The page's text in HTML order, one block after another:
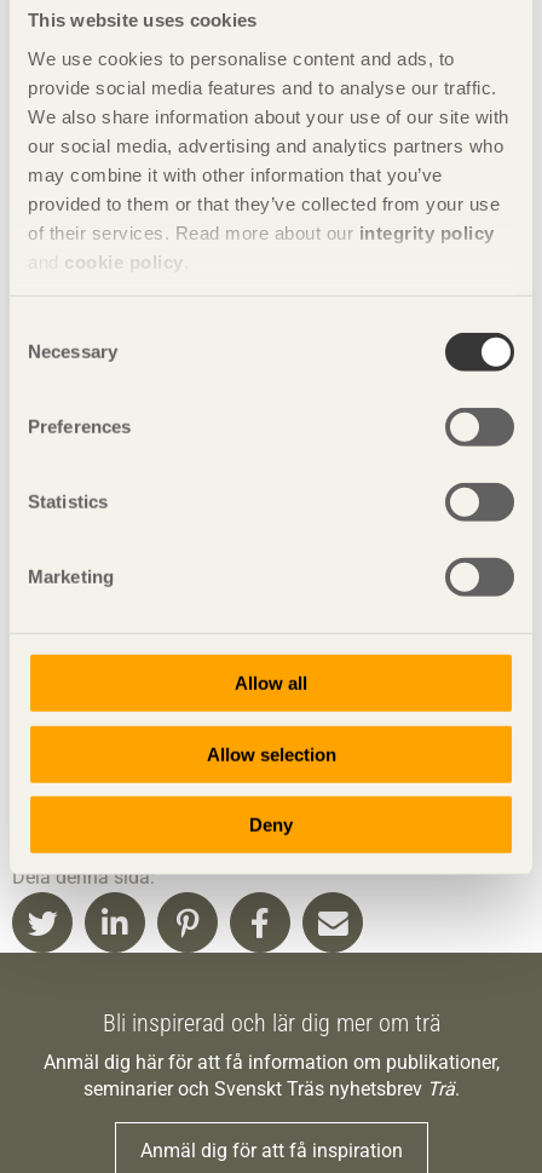
This website uses cookies
We use cookies to personalise content and ads, to
provide social media features and to analyse our traffic.
We also share information about your use of our site with
our social media, advertising and analytics partners who
may combine it with other information that you’ve
provided to them or that they’ve collected from your use
of their services. Read more about our integrity policy
and cookie policy
Selection
Necessary
Preferences
Statistics
Marketing
Allow all
Allow selection
Deny
Dela denna sida:
Bli inspirerad och lär dig mer om trä
Anmäl dig här för att få information om publikationer,
seminarier och Svenskt Träs nyhetsbrev Trä.
Anmäl dig för att få inspiration